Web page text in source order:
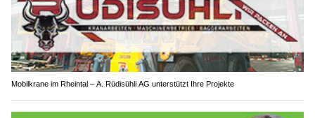
Mobilkrane im Rheintal – A. Rüdisühli AG unterstützt Ihre Projekte